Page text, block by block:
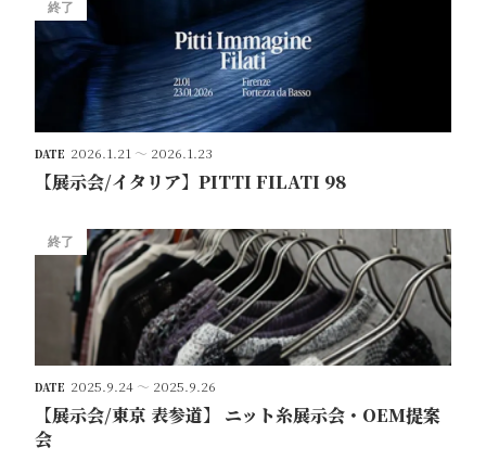
終了
DATE 2026.1.21 ～ 2026.1.23
【展示会/イタリア】PITTI FILATI 98
終了
DATE 2025.9.24 ～ 2025.9.26
【展示会/東京 表参道】 ニット糸展示会・OEM提案
会